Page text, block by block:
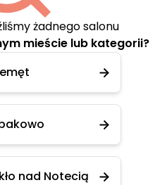
żadnego salonu
mieście lub kategorii?
nad Notecią